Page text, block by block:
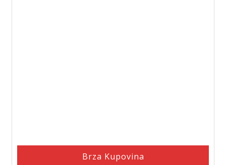
Brza Kupovina